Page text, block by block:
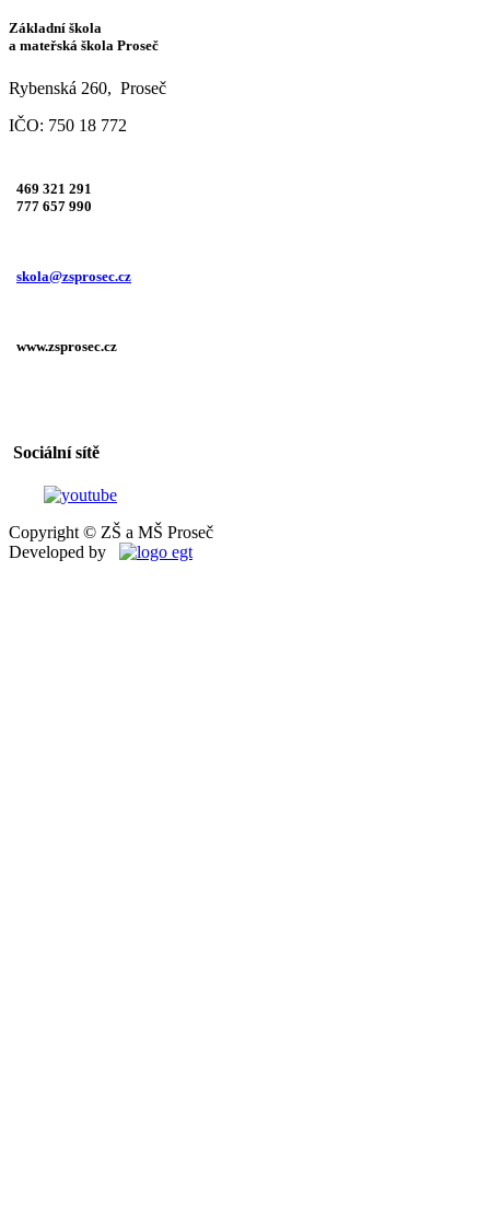
Základní škola
a mateřská škola Proseč
Rybenská 260, Proseč
IČO: 750 18 772
469 321 291
777 657 990
skola@zsprosec.cz
www.zsprosec.cz
Sociální sítě
Copyright © ZŠ a MŠ Proseč
Developed by